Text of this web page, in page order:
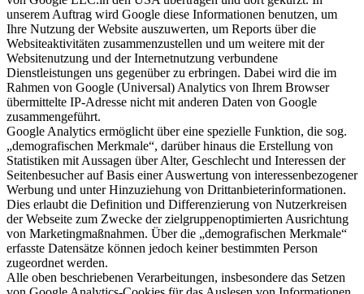
unserem Auftrag wird Google diese Informationen benutzen, um
Ihre Nutzung der Website auszuwerten, um Reports über die
Websiteaktivitäten zusammenzustellen und um weitere mit der
Websitenutzung und der Internetnutzung verbundene
Dienstleistungen uns gegenüber zu erbringen. Dabei wird die im
Rahmen von Google (Universal) Analytics von Ihrem Browser
übermittelte IP-Adresse nicht mit anderen Daten von Google
zusammengeführt.
Google Analytics ermöglicht über eine spezielle Funktion, die sog.
„demografischen Merkmale“, darüber hinaus die Erstellung von
Statistiken mit Aussagen über Alter, Geschlecht und Interessen der
Seitenbesucher auf Basis einer Auswertung von interessenbezogener
Werbung und unter Hinzuziehung von Drittanbieterinformationen.
Dies erlaubt die Definition und Differenzierung von Nutzerkreisen
der Webseite zum Zwecke der zielgruppenoptimierten Ausrichtung
von Marketingmaßnahmen. Über die „demografischen Merkmale“
erfasste Datensätze können jedoch keiner bestimmten Person
zugeordnet werden.
Alle oben beschriebenen Verarbeitungen, insbesondere das Setzen